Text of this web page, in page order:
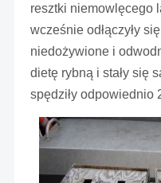
resztki niemowlęcego
wcześnie odłączyły
niedożywione i
dietę rybną i stały się
spędziły odpowiednio